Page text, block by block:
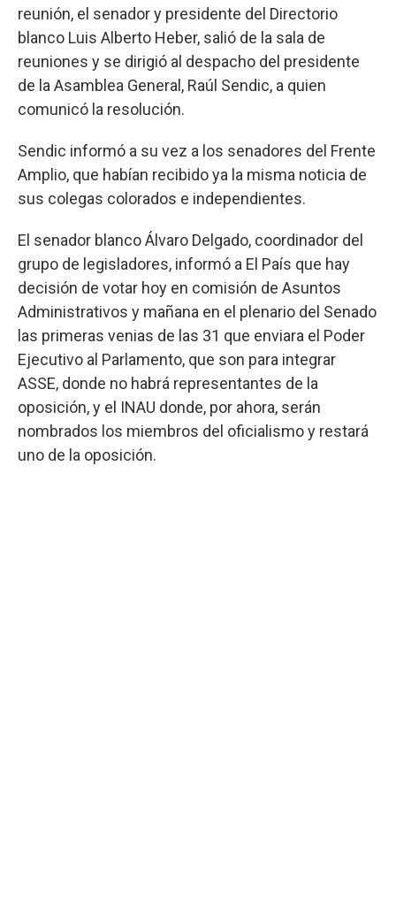
reunión, el senador y presidente del Directorio
blanco Luis Alberto Heber, salió de la sala de
reuniones y se dirigió al despacho del presidente
de la Asamblea General, Raúl Sendic, a quien
comunicó la resolución.
Sendic informó a su vez a los senadores del Frente
Amplio, que habían recibido ya la misma noticia de
sus colegas colorados e independientes.
El senador blanco Álvaro Delgado, coordinador del
grupo de legisladores, informó a El País que hay
decisión de votar hoy en comisión de Asuntos
Administrativos y mañana en el plenario del Senado
las primeras venias de las 31 que enviara el Poder
Ejecutivo al Parlamento, que son para integrar
ASSE, donde no habrá representantes de la
oposición, y el INAU donde, por ahora, serán
nombrados los miembros del oficialismo y restará
uno de la oposición.